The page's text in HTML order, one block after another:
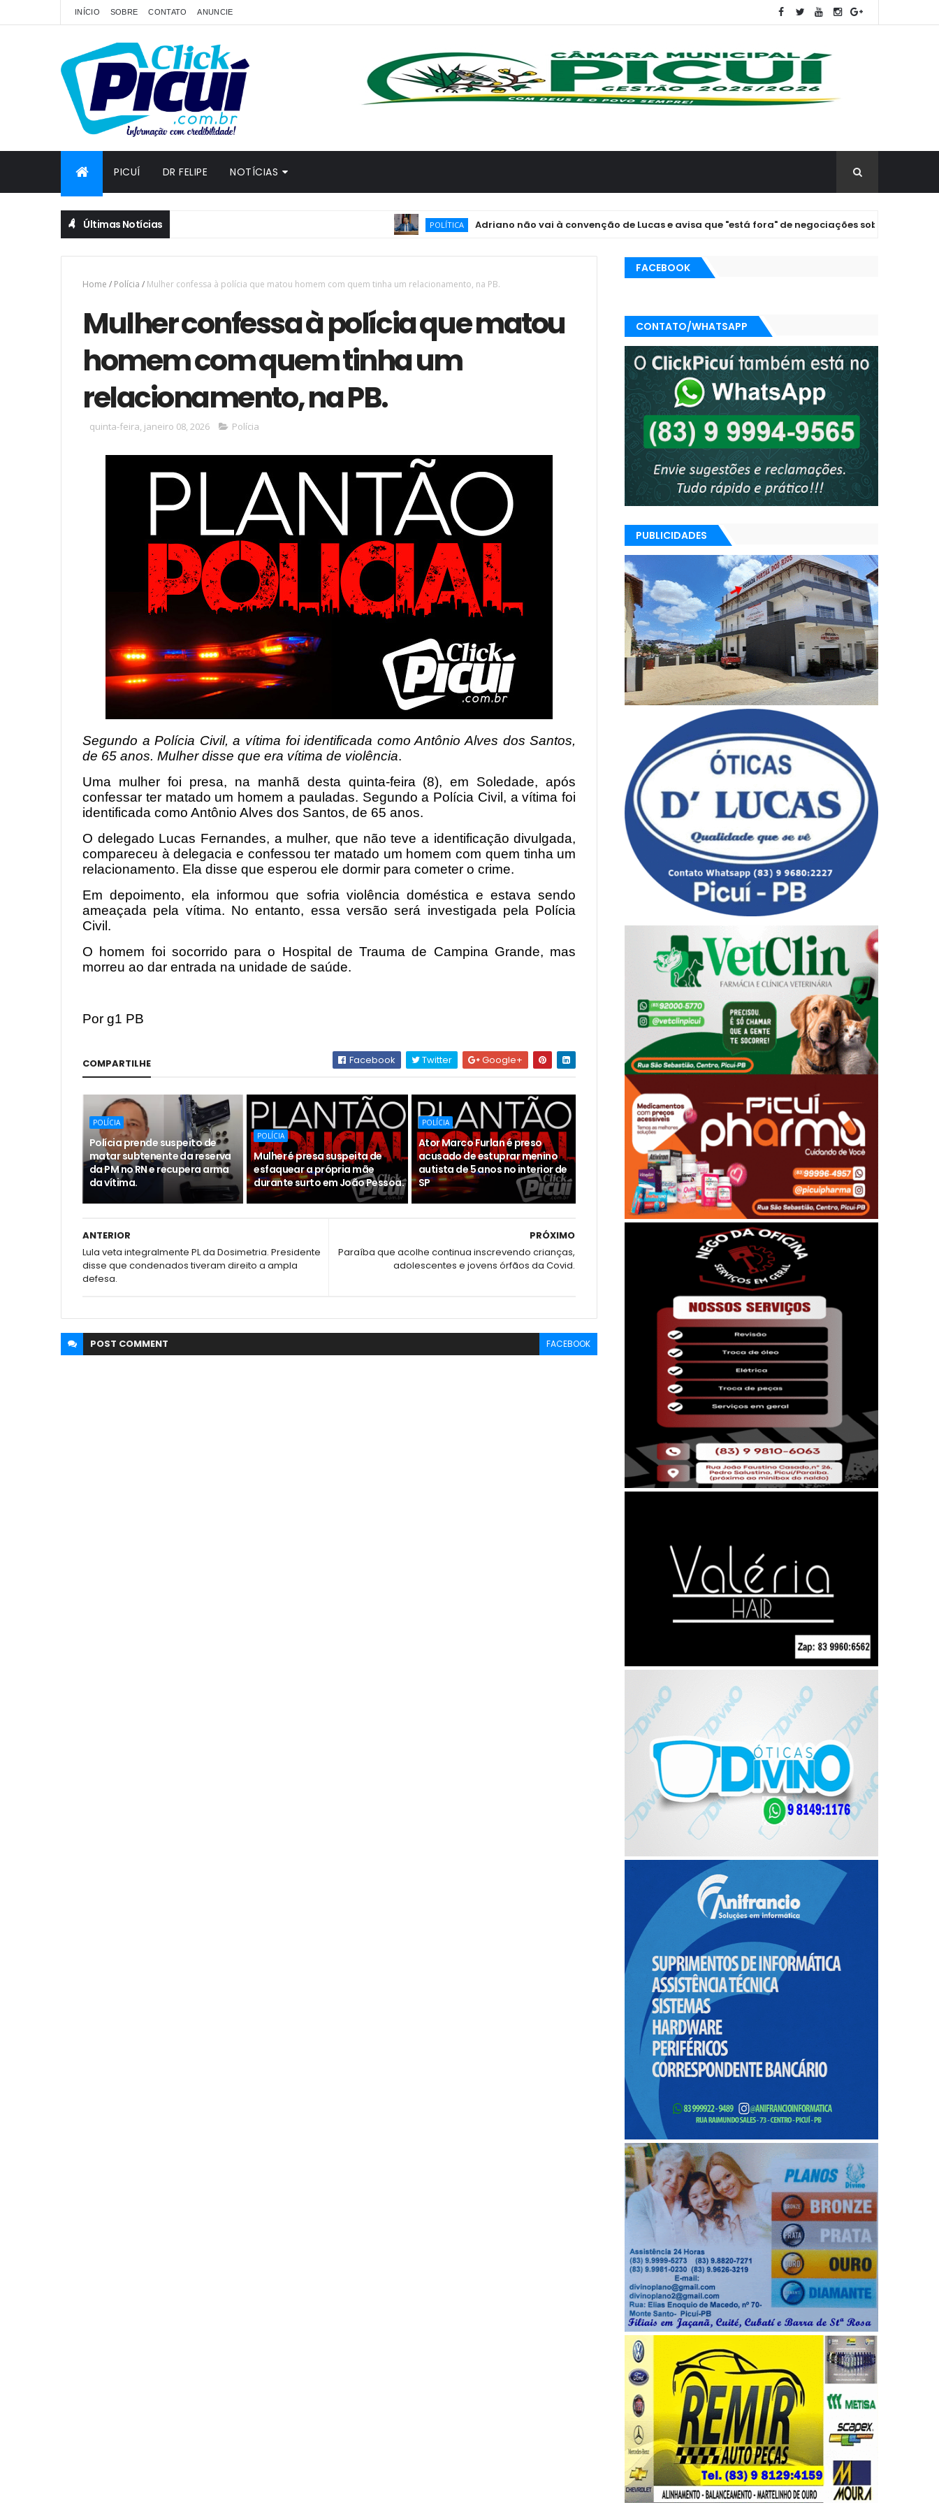
INÍCIO SOBRE CONTATO ANUNCIE
PICUÍ DR FELIPE NOTÍCIAS
Últimas Notícias POLÍTICA Adriano não vai à convenção de Lucas e avisa que "está fora" de negociações sobre a vice.
Home / Polícia / Mulher confessa à polícia que matou homem com quem tinha um relacionamento, na PB.
Mulher confessa à polícia que matou
homem com quem tinha um
relacionamento, na PB.
quinta-feira, janeiro 08, 2026 Polícia
Segundo a Polícia Civil, a vítima foi identificada como Antônio Alves dos Santos,
de 65 anos. Mulher disse que era vítima de violência.
Uma mulher foi presa, na manhã desta quinta-feira (8), em Soledade, após
confessar ter matado um homem a pauladas. Segundo a Polícia Civil, a vítima foi
identificada como Antônio Alves dos Santos, de 65 anos.
O delegado Lucas Fernandes, a mulher, que não teve a identificação divulgada,
compareceu à delegacia e confessou ter matado um homem com quem tinha um
relacionamento. Ela disse que esperou ele dormir para cometer o crime.
Em depoimento, ela informou que sofria violência doméstica e estava sendo
ameaçada pela vítima. No entanto, essa versão será investigada pela Polícia
Civil.
O homem foi socorrido para o Hospital de Trauma de Campina Grande, mas
morreu ao dar entrada na unidade de saúde.
Por g1 PB
COMPARTILHE Facebook Twitter Google+
POLÍCIA
Polícia prende suspeito de
matar subtenente da reserva
da PM no RN e recupera arma
da vítima.
POLÍCIA
Mulher é presa suspeita de
esfaquear a própria mãe
durante surto em João Pessoa.
POLÍCIA
Ator Marco Furlan é preso
acusado de estuprar menino
autista de 5 anos no interior de
SP
PRÓXIMO
Paraíba que acolhe continua inscrevendo crianças,
adolescentes e jovens órfãos da Covid.
ANTERIOR
Lula veta integralmente PL da Dosimetria. Presidente
disse que condenados tiveram direito a ampla
defesa.
POST COMMENT FACEBOOK
FACEBOOK
CONTATO/WHATSAPP
PUBLICIDADES